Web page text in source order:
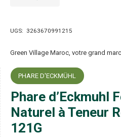
UGS: 3263670991215
Green Village Maroc, votre grand
PHARE D'ECKMÜHL
Phare d’Eckmuhl
Naturel à Teneur
121G